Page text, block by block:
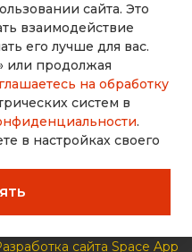
сайта. Это
взаимодействие
его лучше для вас.
или продолжая
на обработку
систем в
.
в настройках своего
rusdorznak@mail.ru
+7 (8452) 53-70-71
сайта Space App